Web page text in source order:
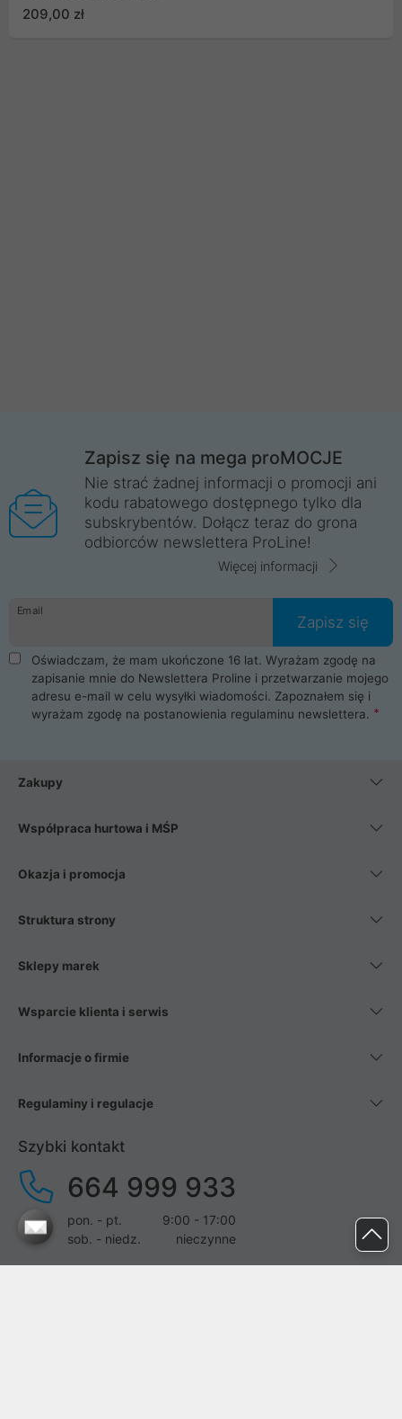
F451-GNGEN)
209,00 zł
Zapisz się na mega proMOCJE
Nie strać żadnej informacji o promocji ani
kodu rabatowego dostępnego tylko dla
subskrybentów. Dołącz teraz do grona
odbiorców newslettera ProLine!
Więcej informacji
Email
Zapisz się
Oświadczam, że mam ukończone 16 lat. Wyrażam zgodę na
zapisanie mnie do Newslettera Proline i przetwarzanie mojego
adresu e-mail w celu wysyłki wiadomości. Zapoznałem się i
wyrażam zgodę na postanowienia regulaminu newslettera.
Zakupy
Współpraca hurtowa i MŚP
Okazja i promocja
Struktura strony
Sklepy marek
Wsparcie klienta i serwis
Informacje o firmie
Regulaminy i regulacje
Szybki kontakt
664 999 933
pon. - pt.
9:00 - 17:00
sob. - niedz.
nieczynne